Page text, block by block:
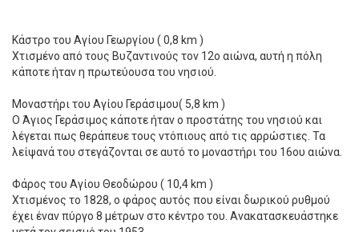
Κάστρο του Αγίου Γεωργίου ( 0,8 km )
Χτισμένο από τους Βυζαντινούς τον 12ο αιώνα, αυτή η πόλη
κάποτε ήταν η πρωτεύουσα του νησιού.
Μοναστήρι του Αγίου Γεράσιμου( 5,8 km )
Ο Άγιος Γεράσιμος κάποτε ήταν ο προστάτης του νησιού και
λέγεται πως θεράπευε τους ντόπιους από τις αρρώστιες. Τα
λείψανά του στεγάζονται σε αυτό το μοναστήρι του 16ου αιώνα.
Φάρος του Αγίου Θεοδώρου ( 10,4 km )
Χτισμένος το 1828, ο φάρος αυτός που είναι δωρικού ρυθμού
έχει έναν πύργο 8 μέτρων στο κέντρο του. Ανακατασκευάστηκε